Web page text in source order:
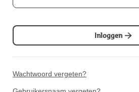
Inloggen
Wachtwoord vergeten?